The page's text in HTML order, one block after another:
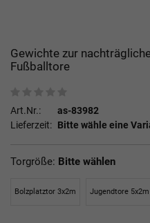
Gewichte zur
Fußballtore
Art.Nr.:
as-83982
Lieferzeit: Bitte wähle eine
Torgröße: Bitte wählen
Bolzplatztor 3x2m Jugendtore 5x2m